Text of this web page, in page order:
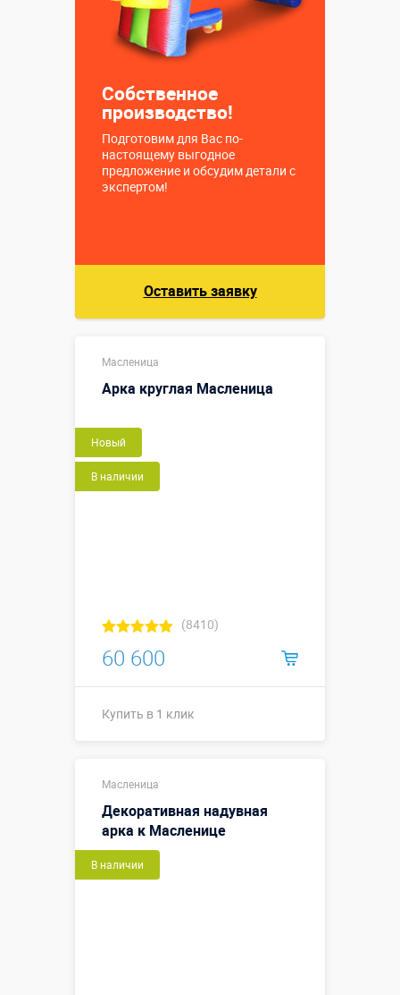
Собственное
производство!
Подготовим для Вас по-
настоящему выгодное
предложение и обсудим детали с
экспертом!
Оставить заявку
Масленица
Арка круглая Масленица
Новый
В наличии
(8410)
60 600
Купить в 1 клик
Масленица
Декоративная надувная
арка к Масленице
В наличии